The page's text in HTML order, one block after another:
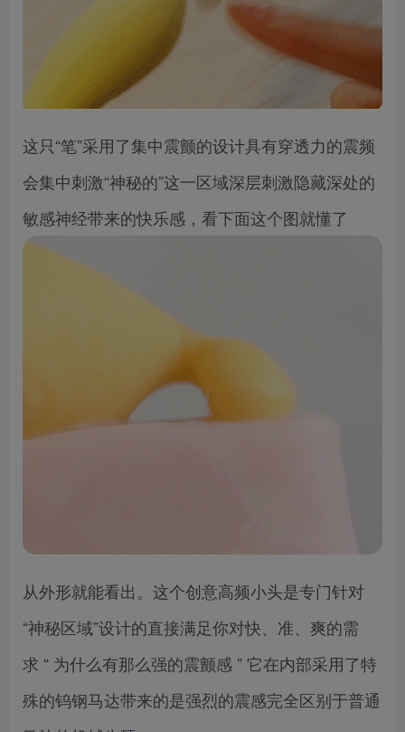
这只“笔”采用了集中震颤的设计具有穿透力的震频
会集中刺激“神秘的”这一区域深层刺激隐藏深处的
敏感神经带来的快乐感，看下面这个图就懂了
从外形就能看出。这个创意高频小头是专门针对
“神秘区域”设计的直接满足你对快、准、爽的需
求 “ 为什么有那么强的震颤感 ” 它在内部采用了特
殊的钨钢马达带来的是强烈的震感完全区别于普通